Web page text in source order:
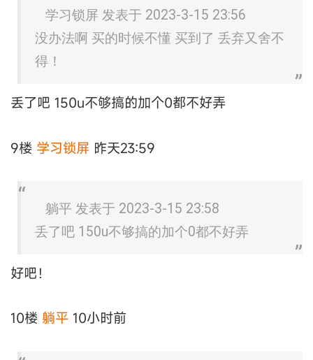
学习锁屏 发表于 2023-3-15 23:56
没办法啊 买的时候不懂 买到了 丢弃又舍不
得！
丢了吧 150u不够搞的加个0都不好弄
9楼 学习锁屏 昨天23:59
躺平 发表于 2023-3-15 23:58
丢了吧 150u不够搞的加个0都不好弄
好吧！
10楼 躺平 10小时前